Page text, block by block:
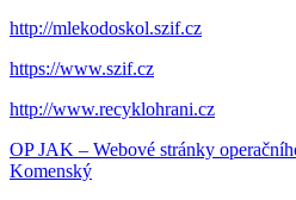
http://mlekodoskol.szif.cz
https://www.szif.cz
http://www.recyklohrani.cz
OP JAK – Webové stránky
Komenský